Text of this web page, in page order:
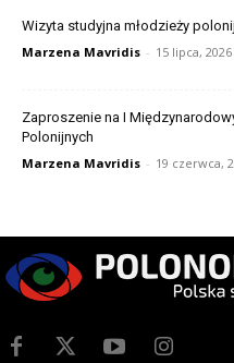
Wizyta studyjna młodzieży
Marzena Mavridis - 15 lipca, 2026
Zaproszenie na I
Polonijnych
Marzena Mavridis - 19 czerwca,